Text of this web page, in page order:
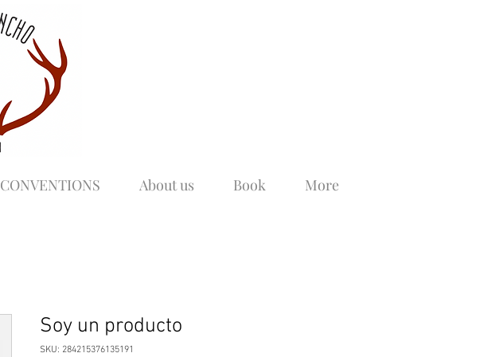
CONVENTIONS About us Book More
Soy un producto
SKU: 284215376135191